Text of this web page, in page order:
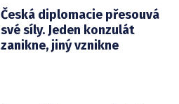
Česká diplomacie přesouvá
své síly. Jeden konzulát
zanikne, jiný vznikne